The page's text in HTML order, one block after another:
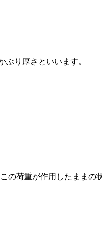
ぶり厚さといいます
荷重が作用したまま